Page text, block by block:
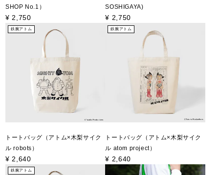
SHOP No.1）
¥ 2,750
SOSHIGAYA)
¥ 2,750
鉄腕アトム
トートバッグ（アトム×木梨サイク
ル robots）
¥ 2,640
鉄腕アトム
トートバッグ（アトム×木梨サイク
ル atom project）
¥ 2,640
鉄腕アトム